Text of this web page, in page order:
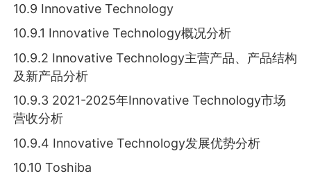
10.9 Innovative Technology
10.9.1 Innovative Technology概况分析
10.9.2 Innovative Technology主营产品、产品结构
及新产品分析
10.9.3 2021-2025年Innovative Technology市场
营收分析
10.9.4 Innovative Technology发展优势分析
10.10 Toshiba